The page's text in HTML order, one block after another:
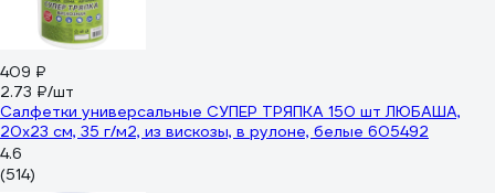
409 ₽
2.73 ₽/шт
Салфетки универсальные СУПЕР ТРЯПКА 150 шт ЛЮБАША,
20x23 см, 35 г/м2, из вискозы, в рулоне, белые 605492
4.6
(514)